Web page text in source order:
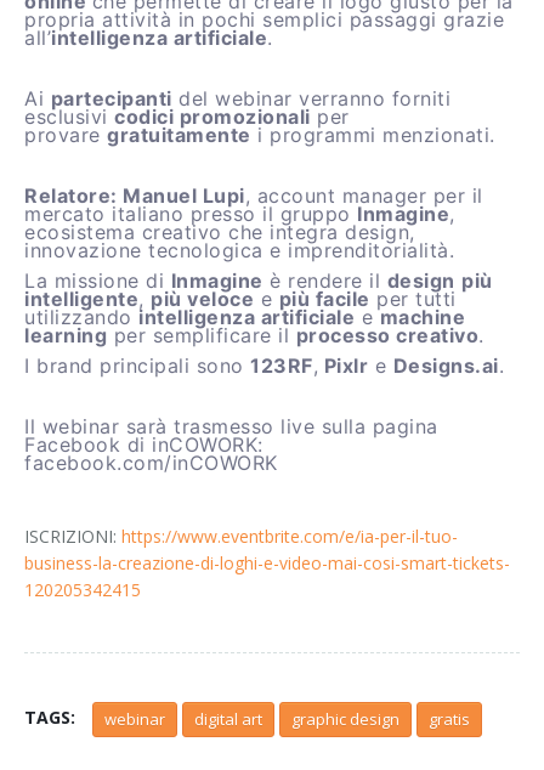
propria attività in pochi semplici passaggi grazie
all’intelligenza artificiale.
Ai partecipanti del webinar verranno forniti
esclusivi codici promozionali per
provare gratuitamente i programmi menzionati.
Relatore: Manuel Lupi, account manager per il
mercato italiano presso il gruppo Inmagine,
ecosistema creativo che integra design,
innovazione tecnologica e imprenditorialità.
La missione di Inmagine è rendere il design più
intelligente, più veloce e più facile per tutti
utilizzando intelligenza artificiale emachine
learning per semplificare il processo creativo.
I brand principali sono 123RF, Pixlr e Designs.ai.
Il webinar sarà trasmesso live sulla pagina
Facebook di inCOWORK:
facebook.com/inCOWORK
ISCRIZIONI: https://www.eventbrite.com/e/ia-per-il-tuo-
business-la-creazione-di-loghi-e-video-mai-cosi-smart-tickets-
120205342415
TAGS: webinar digital art graphic design gratis